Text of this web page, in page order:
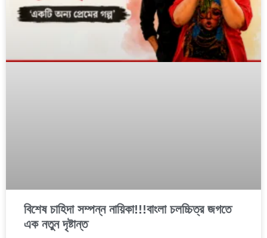
বিশেষ চাহিদা সম্পন্ন নায়িকা!!!বাংলা চলচ্চিত্র জগতে
এক নতুন দৃষ্টান্ত